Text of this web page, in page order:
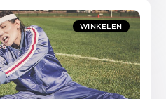
WINKELEN